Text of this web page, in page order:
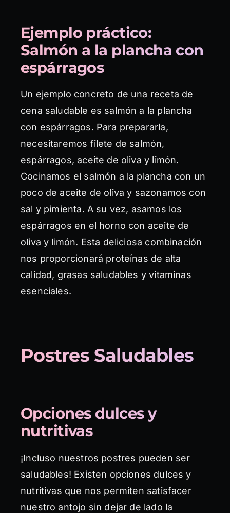
Ejemplo práctico:
Salmón a la plancha con
espárragos
Un ejemplo concreto de una receta de
cena saludable es salmón a la plancha
con espárragos. Para prepararla,
necesitaremos filete de salmón,
espárragos, aceite de oliva y limón.
Cocinamos el salmón a la plancha con un
poco de aceite de oliva y sazonamos con
sal y pimienta. A su vez, asamos los
espárragos en el horno con aceite de
oliva y limón. Esta deliciosa combinación
nos proporcionará proteínas de alta
calidad, grasas saludables y vitaminas
esenciales.
Postres Saludables
Opciones dulces y
nutritivas
¡Incluso nuestros postres pueden ser
saludables! Existen opciones dulces y
nutritivas que nos permiten satisfacer
nuestro antojo sin dejar de lado la